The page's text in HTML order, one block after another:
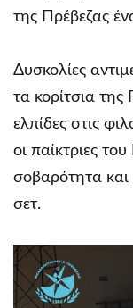
της Πρέβεζας
Δυσκολίες
τα κορίτσια
ελπίδες στις
οι παίκτριες
σοβαρότητα και
σετ.